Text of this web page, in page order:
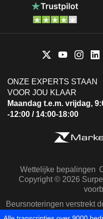
ONZE EXPERTS STAAN
VOOR JOU KLAAR
Maandag t.e.m. vrijdag,
-12:00 / 14:00-18:00
Wettelijke bepalingen
Copyright © 2026
Beursnoteringen verstrekt